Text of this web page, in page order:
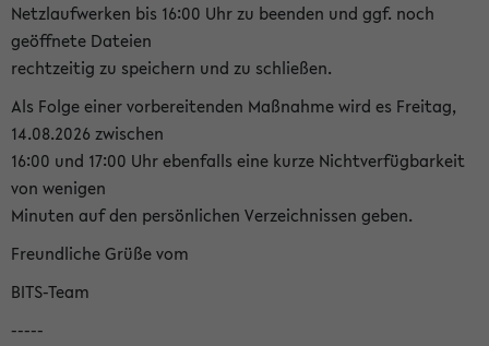
Netzlaufwerken bis 16:00 Uhr zu beenden und ggf. noch
geöffnete Dateien
rechtzeitig zu speichern und zu schließen.
Als Folge einer vorbereitenden Maßnahme wird es Freitag,
14.08.2026 zwischen
16:00 und 17:00 Uhr ebenfalls eine kurze Nichtverfügbarkeit
von wenigen
Minuten auf den persönlichen Verzeichnissen geben.
Freundliche Grüße vom
BITS-Team
-----